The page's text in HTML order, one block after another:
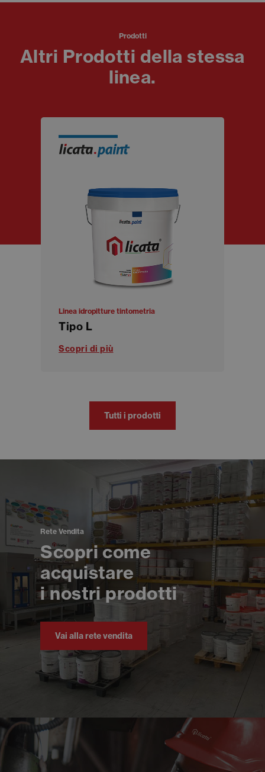
Prodotti
Altri Prodotti della stessa
linea.
Linea idropitture tintometria
Tipo L
Scopri di più
Tutti i prodotti
Rete Vendita
Scopri come
acquistare
i nostri prodotti
Vai alla rete vendita